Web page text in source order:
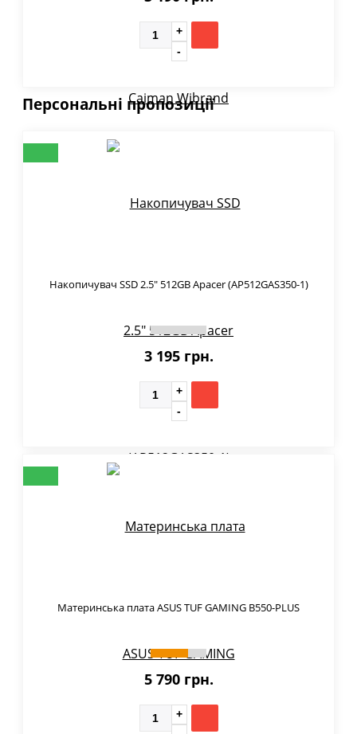
Персональні пропозиції
Накопичувач SSD 2.5" 512GB Apacer (AP512GAS350-1)
3 195 грн.
Материнська плата ASUS TUF GAMING B550-PLUS
5 790 грн.